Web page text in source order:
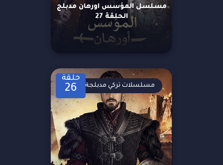
مسلسل المؤسس اورهان مدبلج
الحلقة 27
حلقة
26 مسلسلات تركي مدبلجة